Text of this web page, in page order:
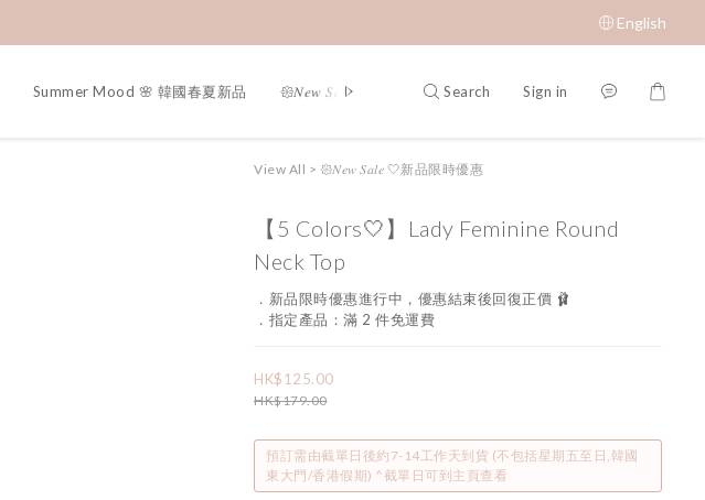
English
Summer Mood 🌸 韓國春夏新品 𑁍𝑁𝑒𝑤 𝑆𝑎𝑙𝑒 🤍新品限時優惠 限時成本價優惠 低至 $65
Search Sign in
View All > 𑁍𝑁𝑒𝑤 𝑆𝑎𝑙𝑒 🤍新品限時優惠
【5 Colors🤍】Lady Feminine Round
Neck Top
．新品限時優惠進行中，優惠結束後回復正價 🩰
．指定產品：滿 2 件免運費
HK$125.00
HK$179.00
預訂需由截單日後約7-14工作天到貨 (不包括星期五至日,韓國
東大門/香港假期) ^截單日可到主頁查看